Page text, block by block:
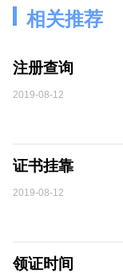
相关推荐
注册查询
2019-08-12
证书挂靠
2019-08-12
领证时间